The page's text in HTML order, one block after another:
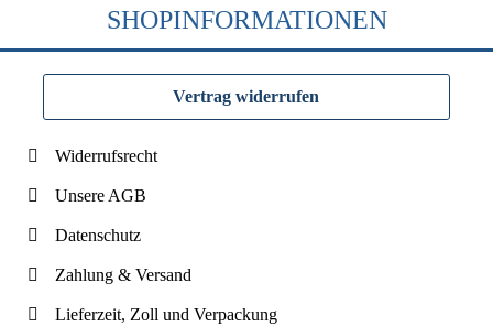
SHOPINFORMATIONEN
Vertrag widerrufen
Widerrufsrecht
Unsere AGB
Datenschutz
Zahlung & Versand
Lieferzeit, Zoll und Verpackung